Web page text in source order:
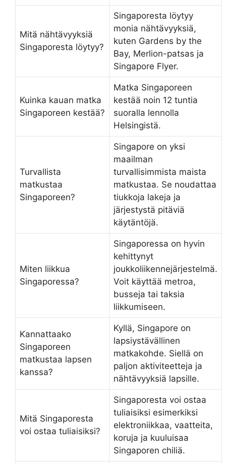
Mitä nähtävyyksiä
Singaporesta löytyy?
Singaporesta löytyy
monia nähtävyyksiä,
kuten Gardens by the
Bay, Merlion-patsas ja
Singapore Flyer.
Kuinka kauan matka
Singaporeen kestää?
Matka Singaporeen
kestää noin 12 tuntia
suoralla lennolla
Helsingistä.
Turvallista
matkustaa
Singaporeen?
Singapore on yksi
maailman
turvallisimmista maista
matkustaa. Se noudattaa
tiukkoja lakeja ja
järjestystä pitäviä
käytäntöjä.
Miten liikkua
Singaporessa?
Singaporessa on hyvin
kehittynyt
joukkoliikennejärjestelmä.
Voit käyttää metroa,
busseja tai taksia
liikkumiseen.
Kannattaako
Singaporeen
matkustaa lapsen
kanssa?
Kyllä, Singapore on
lapsiystävällinen
matkakohde. Siellä on
paljon aktiviteetteja ja
nähtävyyksiä lapsille.
Mitä Singaporesta
voi ostaa tuliaisiksi?
Singaporesta voi ostaa
tuliaisiksi esimerkiksi
elektroniikkaa, vaatteita,
koruja ja kuuluisaa
Singaporen chiliä.